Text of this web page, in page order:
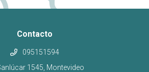
Contacto
095151594
1545, Montevideo